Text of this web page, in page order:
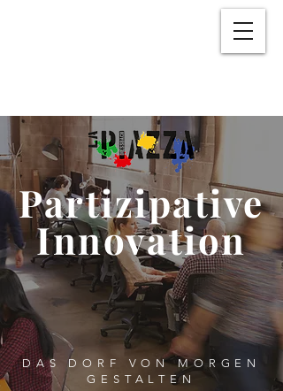
Partizipative
Innovation
DAS DORF VON MORGEN
GESTALTEN